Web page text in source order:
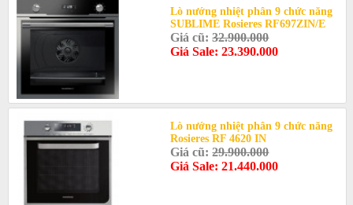
Lò nướng nhiệt phân 9 chức năng
SUBLIME Rosieres RF697ZIN/E
Giá cũ:32.900.000
Giá Sale: 23.390.000
Lò nướng nhiệt phân 9 chức năng
Rosieres RF 4620 IN
Giá cũ:29.900.000
Giá Sale: 21.440.000